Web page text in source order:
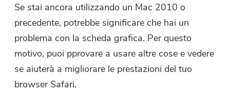
Se stai ancora utilizzando un Mac 2010 o
precedente, potrebbe significare che hai un
problema con la scheda grafica. Per questo
motivo, puoi pprovare a usare altre cose e vedere
se aiuterà a migliorare le prestazioni del tuo
browser Safari.